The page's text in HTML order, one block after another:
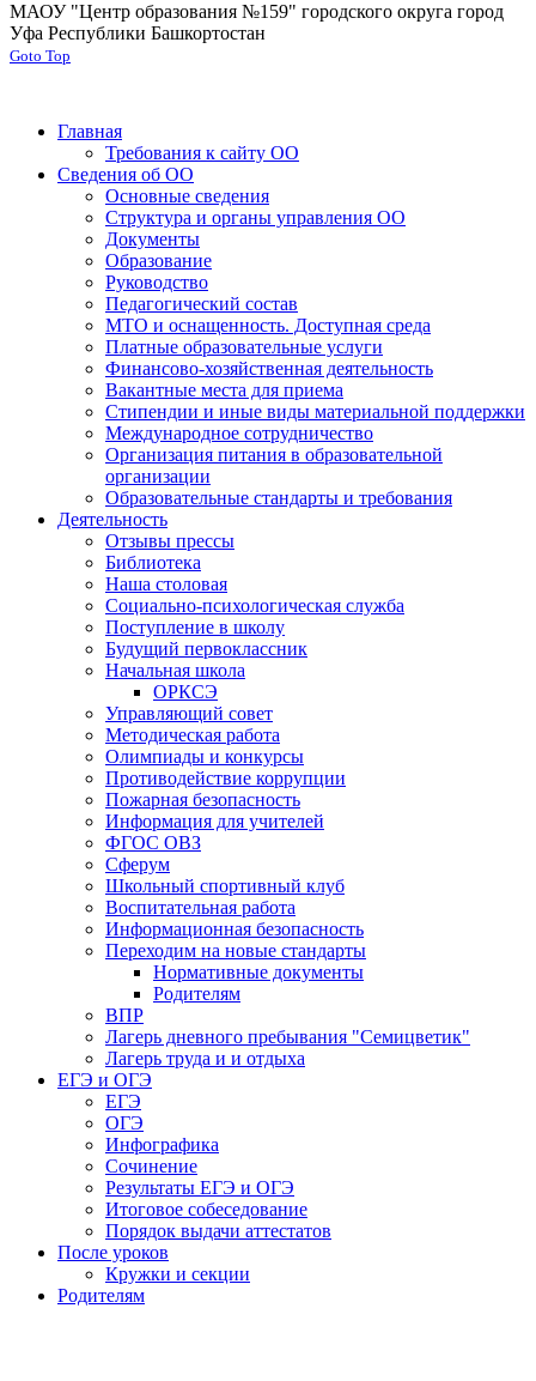
МАОУ "Центр образования №159" городского округа город
Уфа Республики Башкортостан
Goto Top
Главная
Требования к сайту ОО
Сведения об ОО
Основные сведения
Структура и органы управления ОО
Документы
Образование
Руководство
Педагогический состав
МТО и оснащенность. Доступная среда
Платные образовательные услуги
Финансово-хозяйственная деятельность
Вакантные места для приема
Стипендии и иные виды материальной поддержки
Международное сотрудничество
Организация питания в образовательной
организации
Образовательные стандарты и требования
Деятельность
Отзывы прессы
Библиотека
Наша столовая
Социально-психологическая служба
Поступление в школу
Будущий первоклассник
Начальная школа
ОРКСЭ
Управляющий совет
Методическая работа
Олимпиады и конкурсы
Противодействие коррупции
Пожарная безопасность
Информация для учителей
ФГОС ОВЗ
Сферум
Школьный спортивный клуб
Воспитательная работа
Информационная безопасность
Переходим на новые стандарты
Нормативные документы
Родителям
ВПР
Лагерь дневного пребывания "Семицветик"
Лагерь труда и и отдыха
ЕГЭ и ОГЭ
ЕГЭ
ОГЭ
Инфографика
Сочинение
Результаты ЕГЭ и ОГЭ
Итоговое собеседование
Порядок выдачи аттестатов
После уроков
Кружки и секции
Родителям